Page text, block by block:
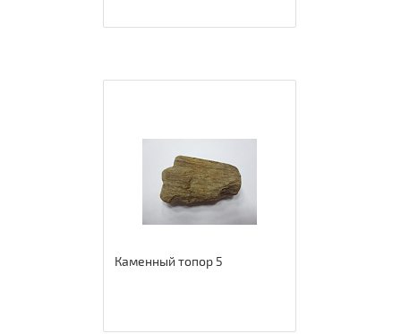
Каменный топор 5